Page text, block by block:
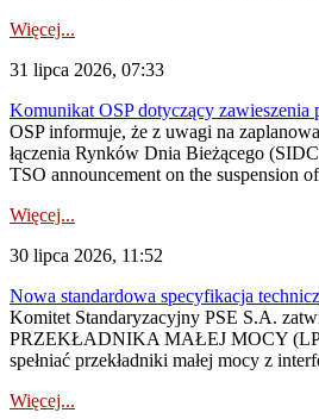
Więcej...
31 lipca 2026, 07:33
Komunikat OSP dotyczący zawieszenia
OSP informuje, że z uwagi na
łączenia Rynków Dnia Bieżącego
TSO announcement on the suspension
Więcej...
30 lipca 2026, 11:52
Nowa standardowa specyfikacja
Komitet Standaryzacyjny PSE S.A.
PRZEKŁADNIKA MAŁEJ MOCY
spełniać przekładniki małej mocy z
Więcej...